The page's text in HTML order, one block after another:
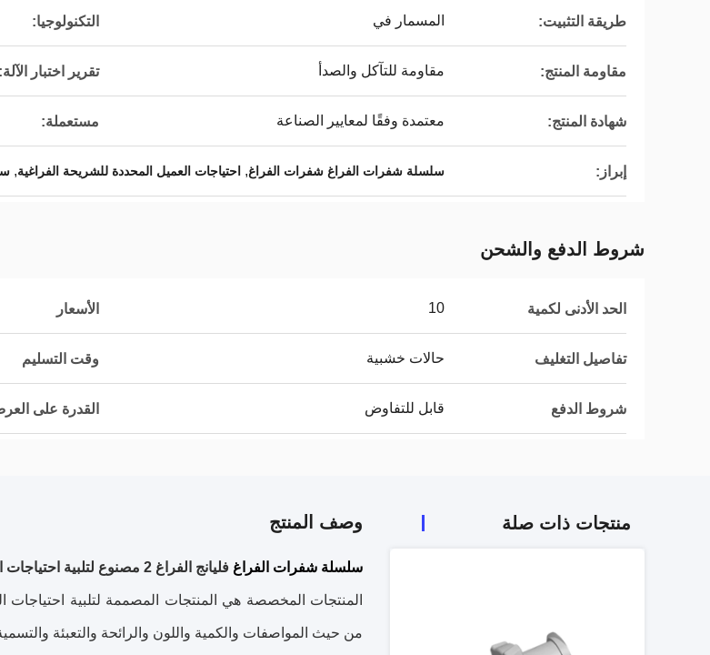
طريقة التثبيت: المسمار في التكنولوجيا:
مقاومة المنتج: مقاومة للتآكل والصدأ تقرير اختبار الآلة:
شهادة المنتج: معتمدة وفقًا لمعايير الصناعة مستعملة:
إبراز: سلسلة شفرات الفراغ شفرات الفراغ, احتياجات العميل المحددة للشريحة الفراغية,
شروط الدفع والشحن
الحد الأدنى لكمية 10 الأسعار
تفاصيل التغليف حالات خشبية وقت التسليم
شروط الدفع قابل للتفاوض القدرة على
منتجات ذات صلة وصف المنتج
سلسلة شفرات الفراغ فليانج الفراغ 2 مصنوع لتلبية احتياجات
المنتجات المخصصة هي المنتجات المصممة لتلبية احتياجات
من حيث المواصفات والكمية واللون والرائحة والتعبئة